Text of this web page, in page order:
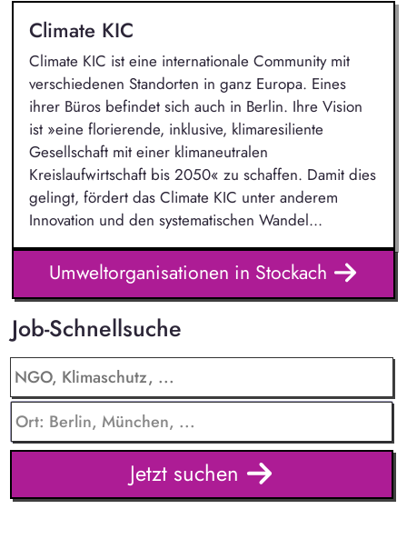
Climate KIC
Climate KIC ist eine internationale Community mit
verschiedenen Standorten in ganz Europa. Eines
ihrer Büros befindet sich auch in Berlin. Ihre Vision
ist »eine florierende, inklusive, klimaresiliente
Gesellschaft mit einer klimaneutralen
Kreislaufwirtschaft bis 2050« zu schaffen. Damit dies
gelingt, fördert das Climate KIC unter anderem
Innovation und den systematischen Wandel...
Umweltorganisationen in Stockach
Job-Schnellsuche
Jetzt suchen